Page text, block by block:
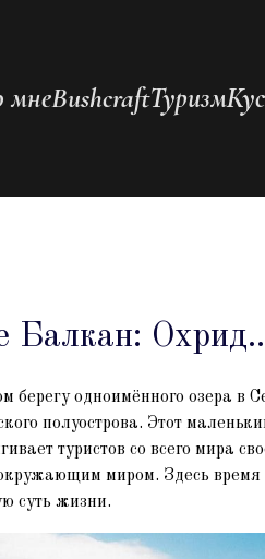
мнеBushcraftТуризм
Балкан:
берегу одноимённого озера в
полуострова. Этот
туристов со всего мира
миром. Здесь время
суть жизни.